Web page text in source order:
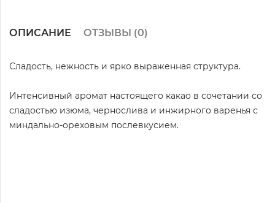
ОПИСАНИЕ ОТЗЫВЫ (0)
Сладость, нежность и ярко выраженная структура.
Интенсивный аромат настоящего какао в сочетании со
сладостью изюма, чернослива и инжирного варенья с
миндально-ореховым послевкусием.